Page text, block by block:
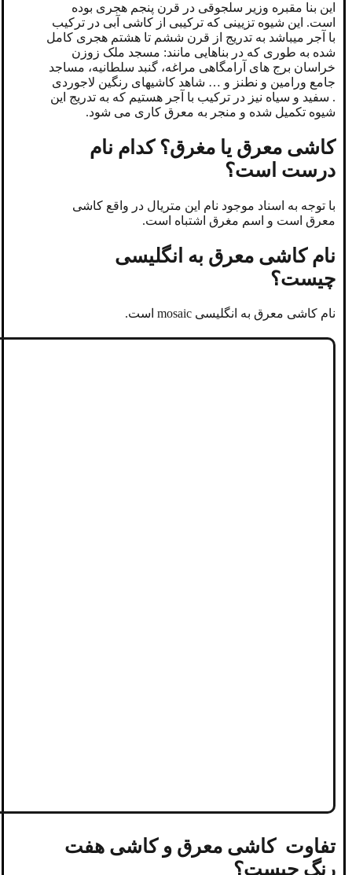
این بنا مقبره وزیر سلجوقی در قرن پنجم هجری بوده
است. این شیوه تزیینی که ترکیبی از کاشی آبی در ترکیب
با آجر میباشد به تدریج از قرن ششم تا هشتم هجری کامل
شده به طوری که در بناهایی مانند: مسجد ملک زوزن
خراسان برج های آرامگاهی مراغه، گنبد سلطانیه، مساجد
جامع ورامین و نطنز و … شاهد کاشیهای رنگین لاجوردی
. سفید و سیاه نیز در ترکیب با آجر هستیم که به تدریج این
شیوه تکمیل شده و منجر به معرق کاری می شود.
کاشی معرق یا مغرق؟ کدام نام
درست است؟
با توجه به اسناد موجود نام این متریال در واقع کاشی
معرق است و اسم مغرق اشتباه است.
نام کاشی معرق به انگلیسی
چیست؟
نام کاشی معرق به انگلیسی mosaic است.
تفاوت کاشی معرق و کاشی هفت
رنگ چیست؟